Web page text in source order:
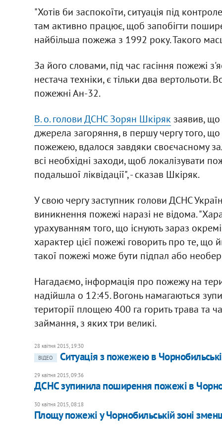
"Хотів би заспокоїти, ситуація під
там активно працює, щоб запобігти
найбільша пожежа з 1992 року. Такого
За його словами, під час гасіння пожежі
нестача техніки, є тільки два вертольоти.
пожежні Ан-32.
В. о. голови ДСНС Зорян Шкіряк заявив, що
джерела загоряння, в першу чергу того,
пожежею, вдалося завдяки своєчасному
всі необхідні заходи, щоб локалізувати
подальшої ліквідації", - сказав Шкіряк.
У свою чергу заступник голови ДСНС
виникнення пожежі наразі не відома.
урахуванням того, що існують зараз
характер цієї пожежі говорить про те,
такої пожежі може бути підпал або
Нагадаємо, інформація про пожежу на
надійшла о 12:45. Вогонь намагаються
території площею 400 га горить трава та
займання, з яких три великі.
28 квітня 2015, 19:30
ВІДЕО
Ситуація з пожежею в
29 квітня 2015, 09:36
ДСНС зупинила поширення пожежі в
30 квітня 2015, 08:18
Площу пожежі у Чорнобильській зоні